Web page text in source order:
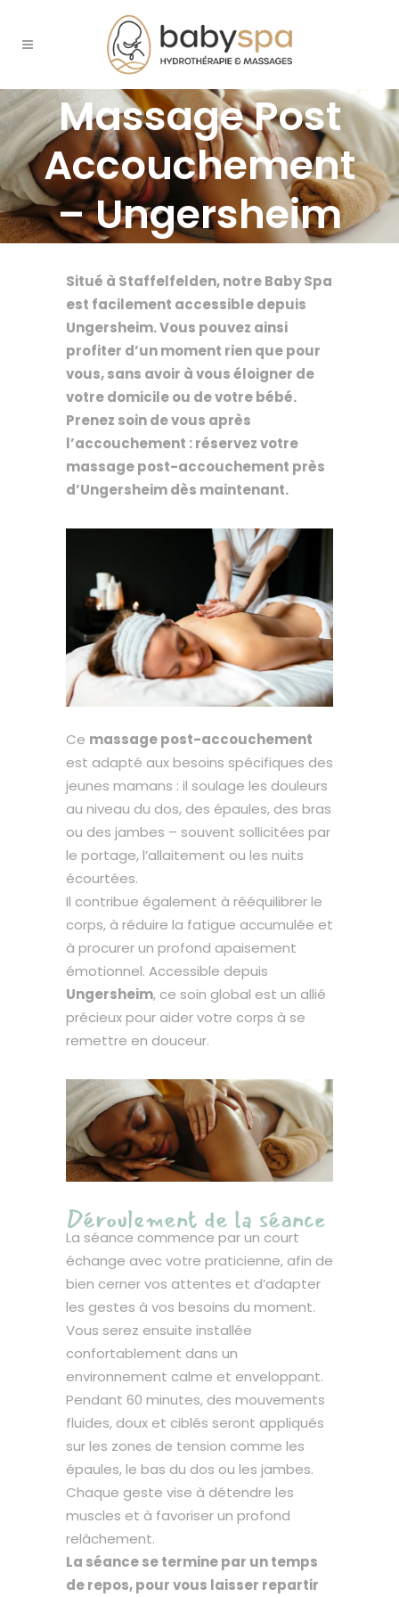
Massage Post
Accouchement
– Ungersheim
Situé à Staffelfelden, notre Baby Spa
est facilement accessible depuis
Ungersheim. Vous pouvez ainsi
profiter d’un moment rien que pour
vous, sans avoir à vous éloigner de
votre domicile ou de votre bébé.
Prenez soin de vous après
l’accouchement : réservez votre
massage post-accouchement près
d’Ungersheim dès maintenant.
Ce massage post-accouchement
est adapté aux besoins spécifiques des
jeunes mamans : il soulage les douleurs
au niveau du dos, des épaules, des bras
ou des jambes – souvent sollicitées par
le portage, l’allaitement ou les nuits
écourtées.
Il contribue également à rééquilibrer le
corps, à réduire la fatigue accumulée et
à procurer un profond apaisement
émotionnel. Accessible depuis
Ungersheim, ce soin global est un allié
précieux pour aider votre corps à se
remettre en douceur.
Déroulement de la séance
La séance commence par un court
échange avec votre praticienne, afin de
bien cerner vos attentes et d’adapter
les gestes à vos besoins du moment.
Vous serez ensuite installée
confortablement dans un
environnement calme et enveloppant.
Pendant 60 minutes, des mouvements
fluides, doux et ciblés seront appliqués
sur les zones de tension comme les
épaules, le bas du dos ou les jambes.
Chaque geste vise à détendre les
muscles et à favoriser un profond
relâchement.
La séance se termine par un temps
de repos, pour vous laisser repartir